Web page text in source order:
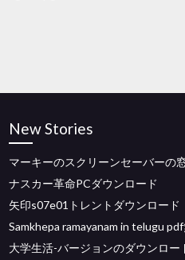
New Stories
マーキーのスクリーンセーバーの
ナスカー革命PCダウンロード
矢印s07e01トレントダウンロード
Samkhepa ramayanam in telugu
大学生活-バージョンのダウンロー